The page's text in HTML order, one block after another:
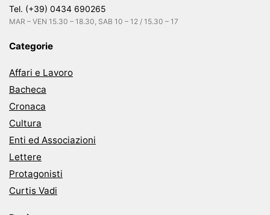
Tel. (+39) 0434 690265
MAR – VEN 15.30 – 18.30, SAB 10 – 12 / 15.30 – 17
Categorie
Affari e Lavoro
Bacheca
Cronaca
Cultura
Enti ed Associazioni
Lettere
Protagonisti
Curtis Vadi